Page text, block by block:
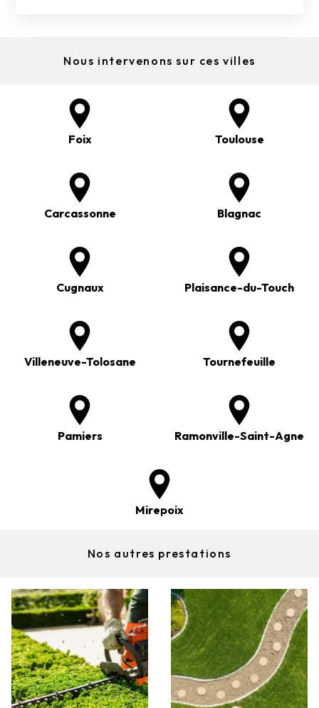
Nous intervenons sur ces villes
Foix Toulouse
Carcassonne Blagnac
Cugnaux Plaisance-du-Touch
Villeneuve-Tolosane Tournefeuille
Pamiers Ramonville-Saint-Agne
Mirepoix
Nos autres prestations